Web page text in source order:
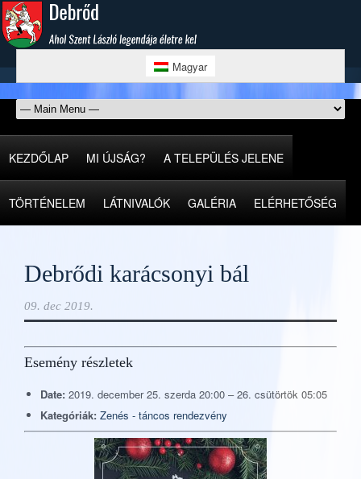
Magyar
KEZDŐLAP MI ÚJSÁG? A TELEPÜLÉS JELENE
TÖRTÉNELEM LÁTNIVALÓK GALÉRIA ELÉRHETŐSÉG
Debrődi karácsonyi bál
09. dec 2019.
Esemény részletek
Date: 2019. december 25. szerda 20:00 –26. csütörtök 05:05
Kategóriák: Zenés - táncos rendezvény